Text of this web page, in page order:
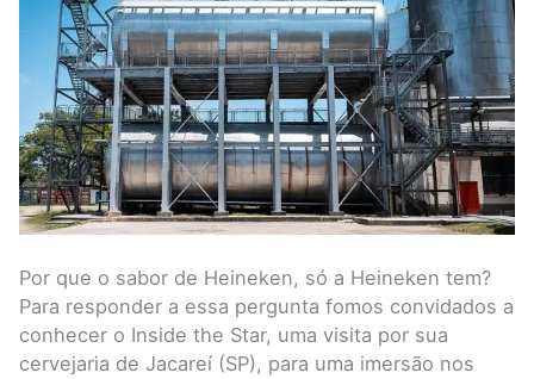
Por que o sabor de Heineken, só a Heineken tem?
Para responder a essa pergunta fomos convidados a
conhecer o Inside the Star, uma visita por sua
cervejaria de Jacareí (SP), para uma imersão nos
preferida
dos
brasileiros